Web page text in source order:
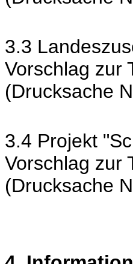
3.3
Vorschlag zur
(Drucksache
3.4 Projekt
Vorschlag zur
(Drucksache